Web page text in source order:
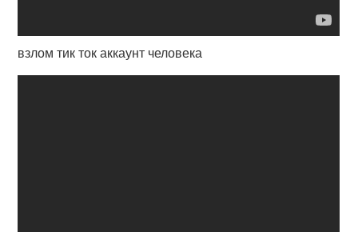
взлом тик ток аккаунт человека